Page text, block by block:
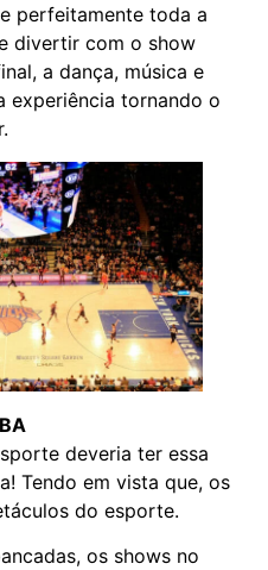
perfeitamente toda a
divertir com o show
a dança, música e
experiência tornando o
deveria ter essa
Tendo em vista que, os
do esporte.
os shows no